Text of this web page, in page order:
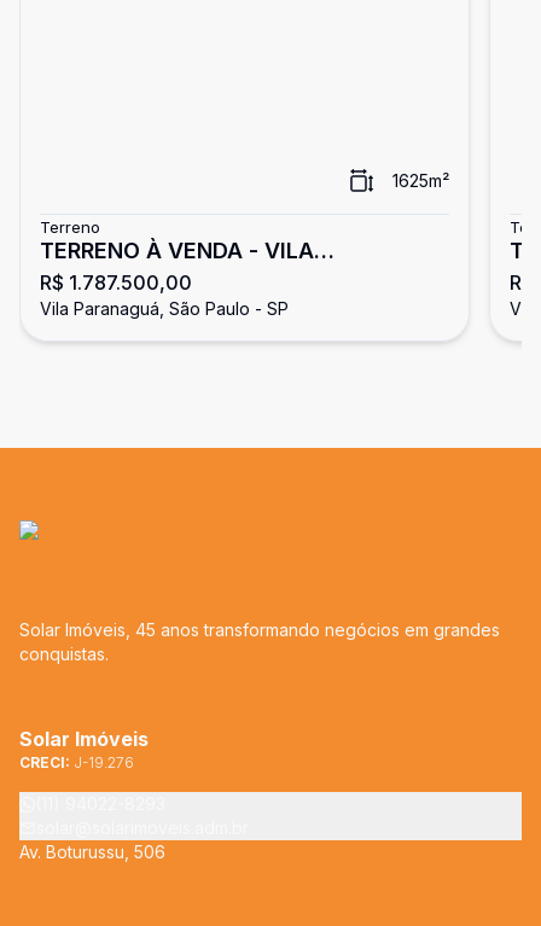
1625m²
Terreno
TERRENO À VENDA - VILA
PARANAQUÁ
R$ 1.787.500,00
Vila Paranaguá, São Paulo - SP
Solar Imóveis, 45 anos transformando negócios em grandes
conquistas.
Solar Imóveis
CRECI: J-19.276
Av. Boturussu, 506